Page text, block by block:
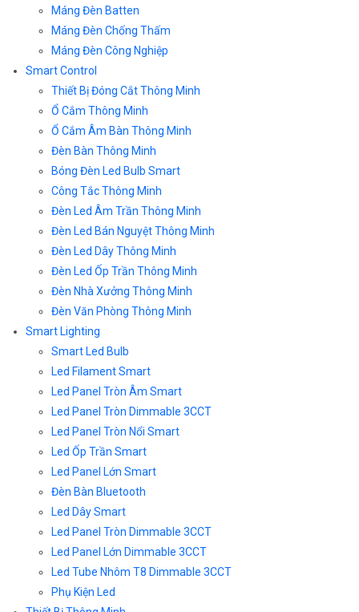
Máng Đèn Batten
Máng Đèn Chống Thấm
Máng Đèn Công Nghiệp
Smart Control
Thiết Bị Đóng Cắt Thông Minh
Ổ Cắm Thông Minh
Ổ Cắm Âm Bàn Thông Minh
Đèn Bàn Thông Minh
Bóng Đèn Led Bulb Smart
Công Tắc Thông Minh
Đèn Led Âm Trần Thông Minh
Đèn Led Bán Nguyệt Thông Minh
Đèn Led Dây Thông Minh
Đèn Led Ốp Trần Thông Minh
Đèn Nhà Xưởng Thông Minh
Đèn Văn Phòng Thông Minh
Smart Lighting
Smart Led Bulb
Led Filament Smart
Led Panel Tròn Âm Smart
Led Panel Tròn Dimmable 3CCT
Led Panel Tròn Nổi Smart
Led Ốp Trần Smart
Led Panel Lớn Smart
Đèn Bàn Bluetooth
Led Dây Smart
Led Panel Tròn Dimmable 3CCT
Led Panel Lớn Dimmable 3CCT
Led Tube Nhôm T8 Dimmable 3CCT
Phụ Kiện Led